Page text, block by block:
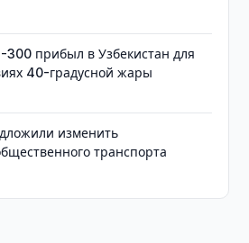
300 прибыл в Узбекистан для
40-градусной жары
изменить
транспорта